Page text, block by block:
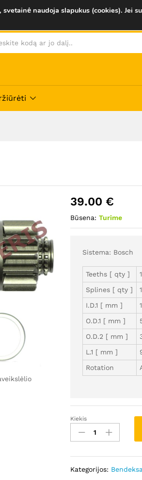
39.00 €
Būsena: Turime
Sistema: Bosch
Teeths [ qty ]
Splines [ qty ]
I.D.1 [ mm ]
O.D.1 [ mm ]
O.D.2 [ mm ]
L.1 [ mm ]
Rotation
SB335128
Bosch
Kiekis
Kategorijos:
naudoja slapukus (cookies). Jei
Atsiliepimai (0)